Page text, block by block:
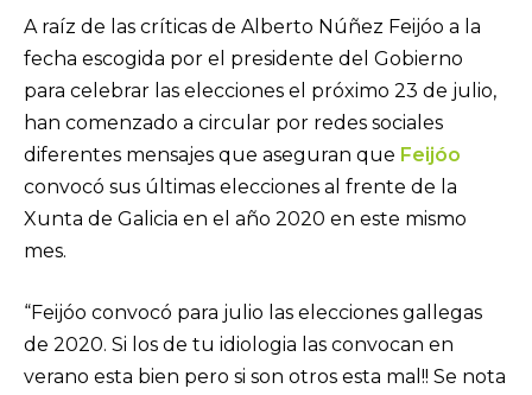
A raíz de las críticas de Alberto Núñez Feijóo a la
fecha escogida por el presidente del Gobierno
para celebrar las elecciones el próximo 23 de julio,
han comenzado a circular por redes sociales
diferentes mensajes que aseguran que Feijóo
convocó sus últimas elecciones al frente de la
Xunta de Galicia en el año 2020 en este mismo
mes.
“Feijóo convocó para julio las elecciones gallegas
de 2020. Si los de tu idiologia las convocan en
verano esta bien pero si son otros esta mal!! Se nota